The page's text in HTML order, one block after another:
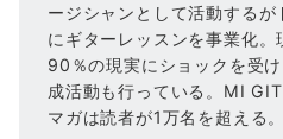
ージシャンとして活動する
にギターレッスンを事業化
90％の現実にショックを受
成活動も行っている。MI
マガは読者が1万名を超える。